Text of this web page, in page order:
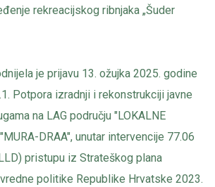
rekreacijskog ribnjaka „Šuder
je prijavu 13. ožujka 2025. godine
Potpora izradnji i rekonstrukciji javne
na LAG području "LOKALNE
DRAA", unutar intervencije 77.06
pristupu iz Strateškog plana
politike Republike Hrvatske 2023.